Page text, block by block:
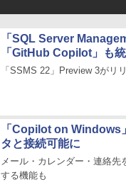
「SQL Server
「GitHub Copilot」も
「SSMS 22」Preview 3がリ
「Copilot on
タと接続可能に
メール・カレンダー・連絡
する機能も